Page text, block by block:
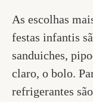
As escolhas
festas infantis
sanduiches,
claro, o bolo.
refrigerantes